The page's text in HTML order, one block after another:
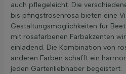
auch pflegeleicht. Die
bis pfingstrosenrosa bieten eine
Gestaltungsmöglichkeiten für
mit rosafarbenen Farbakzenten
einladend. Die Kombination von
anderen Farben schafft ein
jeden Gartenliebhaber begeistert.